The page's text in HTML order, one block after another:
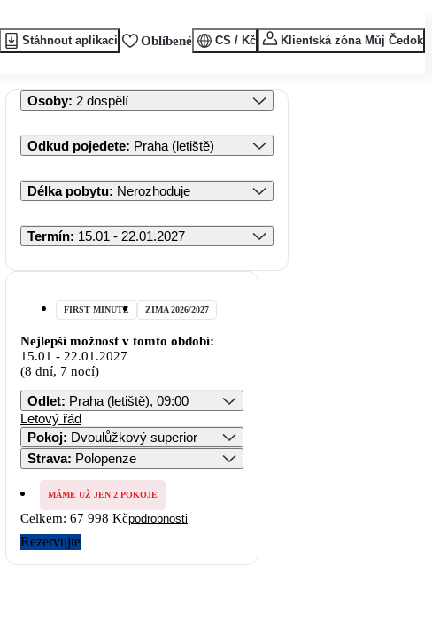
Stáhnout aplikaci Oblíbené CS / Kč Klientská zóna Můj Čedok
Osoby: 2 dospělí
Odkud pojedete: Praha (letiště)
Délka pobytu: Nerozhoduje
Termín: 15.01 - 22.01.2027
FIRST MINUTE ZIMA 2026/2027
Nejlepší možnost v tomto období:
15.01 - 22.01.2027
(8 dní, 7 nocí)
Odlet: Praha (letiště), 09:00
Letový řád
Pokoj: Dvoulůžkový superior
Strava: Polopenze
MÁME UŽ JEN 2 POKOJE
Celkem: 67 998 Kčpodrobnosti
Rezervujte